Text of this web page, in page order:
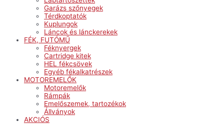
Garázs szőnyegek
Térdkoptatók
Kuplungok
Láncok és lánckerekek
FÉK, FUTÓMŰ
Féknyergek
Cartridge kitek
HEL fékcsövek
Egyéb fékalkatrészek
MOTOREMELŐK
Motoremelők
Rámpák
Emelőszemek, tartozékok
Állványok
AKCIÓS